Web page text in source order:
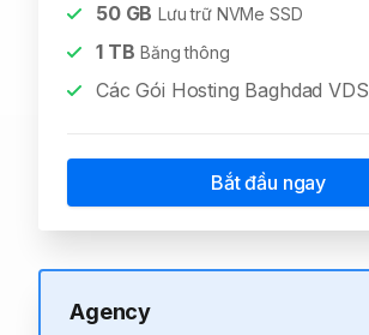
50GB Lưu trữ NVMe SSD
1TB Băng thông
Các Gói Hosting Baghdad VDS
Bắt đầu ngay
Agency